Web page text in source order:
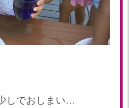
しでおしまい…